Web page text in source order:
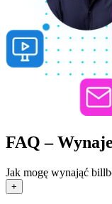
FAQ –
Jak mogę wynająć
+